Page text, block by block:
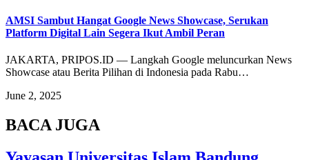
AMSI Sambut Hangat Google News Showcase, Serukan
Platform Digital Lain Segera Ikut Ambil Peran
JAKARTA, PRIPOS.ID — Langkah Google meluncurkan News
Showcase atau Berita Pilihan di Indonesia pada Rabu…
June 2, 2025
BACA JUGA